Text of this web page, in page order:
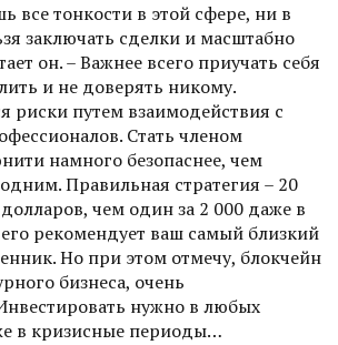
все тонкости в этой сфере, ни в
заключать сделки и масштабно
он. – Важнее всего приучать себя
и не доверять никому.
путем взаимодействия с
Стать членом
намного безопаснее, чем
Правильная стратегия – 20
чем один за 2 000 даже в
рекомендует ваш самый близкий
Но при этом отмечу, блокчейн
бизнеса, очень
нужно в любых
в кризисные периоды…